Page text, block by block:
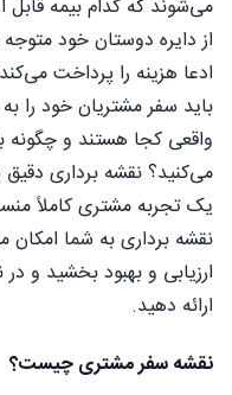
می‌شوند که کدام بیمه
از دایره دوستان خود
ادعا هزینه را پرداخت
باید سفر مشتریان خود را
واقعی کجا هستند و چگونه
می‌کنید؟ نقشه برداری
یک تجربه مشتری کاملاً
نقشه برداری به شما
ارزیابی و بهبود بخشید و
ارائه دهید.
نقشه سفر مشتری چیست؟